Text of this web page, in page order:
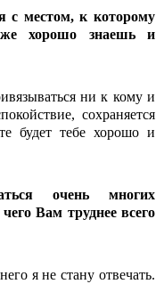
с местом, к которому
хорошо знаешь и
ни к кому и
сохраняется
будет тебе хорошо и
очень многих
Вам труднее всего
я не стану отвечать.